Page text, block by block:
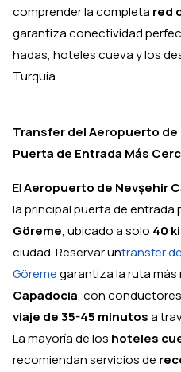
comprender la completa red
garantiza conectividad
hadas, hoteles cueva y los
Turquía.
Transfer del Aeropuerto de
Puerta de Entrada Más
ElAeropuerto de Nevşehir
la principal puerta de entrada
Göreme, ubicado a solo 40
ciudad. Reservar untransfer
Göremegarantiza la ruta más
Capadocia, con
viaje de 35-45 minutosa
La mayoría de los hoteles
recomiendan servicios de